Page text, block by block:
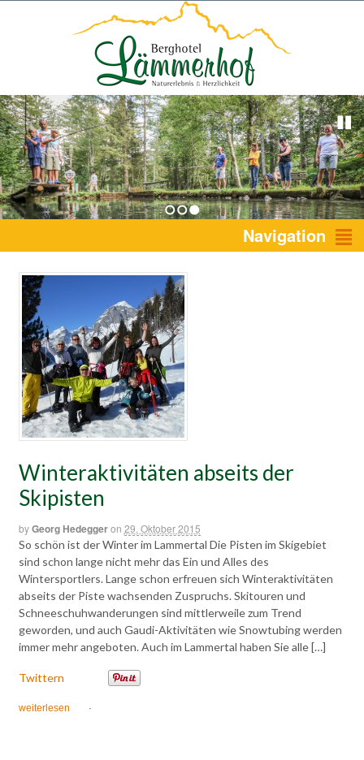
1 2 3 Navigation
Winteraktivitäten abseits der
Skipisten
byGeorg Hedeggeron 29. Oktober 2015
So schön ist der Winter im Lammertal Die Pisten im Skigebiet
sind schon lange nicht mehr das Ein und Alles des
Wintersportlers. Lange schon erfreuen sich Winteraktivitäten
abseits der Piste wachsenden Zuspruchs. Skitouren und
Schneeschuhwanderungen sind mittlerweile zum Trend
geworden, und auch Gaudi-Aktivitäten wie Snowtubing werden
immer mehr angeboten. Auch im Lammertal haben Sie alle […]
Twittern
weiterlesen ·